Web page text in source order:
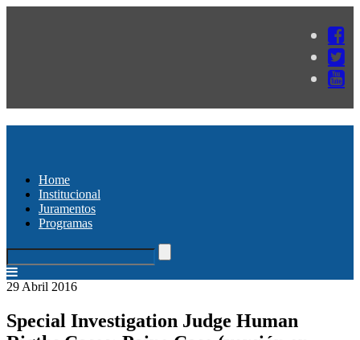
Home
Institucional
Juramentos
Programas
29 Abril 2016
Special Investigation Judge Human